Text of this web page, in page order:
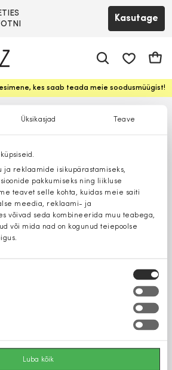
Üksikasjad Teave
ja reklaamide isikupärastamiseks,
pakkumiseks ning liikluse
teavet selle kohta, kuidas meie saiti
meedia, reklaami- ja
võivad seda kombineerida muu teabega,
või mida nad on kogunud teiepoolse
Luba kõik
Kasutage
kes saab teada meie soodusmüügist!